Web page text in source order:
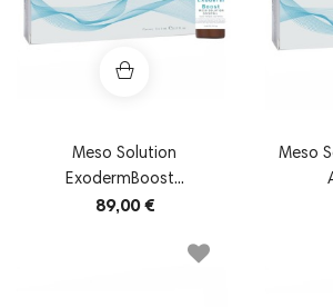
Meso Solution
ExodermBoost...
89,00 €
Meso